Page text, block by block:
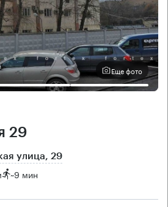
Еще фото
29
улица, 29
~9 мин